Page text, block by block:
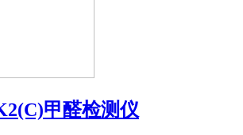
甲醛检测仪